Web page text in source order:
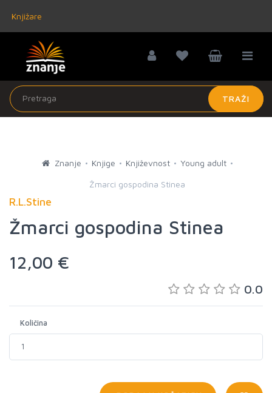
Knjižare
TRAŽI
Znanje Knjige Književnost Young adult
Žmarci gospodina Stinea
R.L.Stine
Žmarci gospodina Stinea
12,00 €
0.0
Količina